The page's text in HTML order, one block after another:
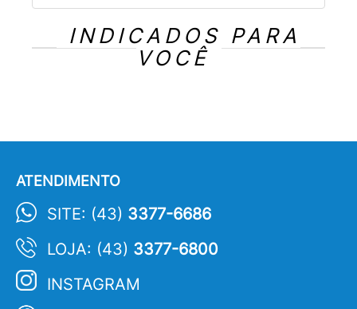
INDICADOS PARA
VOCÊ
ATENDIMENTO
SITE: (43) 3377-6686
LOJA: (43) 3377-6800
INSTAGRAM